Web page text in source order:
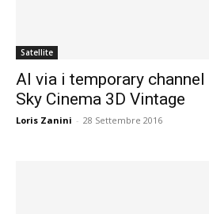
Satellite
Al via i temporary channel
Sky Cinema 3D Vintage
Loris Zanini - 28 Settembre 2016